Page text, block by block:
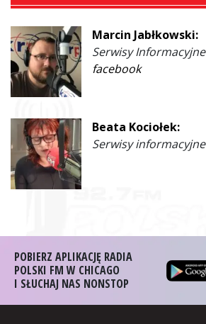
Marcin Jabłkowski:
Serwisy Informacyjne
facebook
Beata Kociołek:
Serwisy informacyjne
POBIERZ APLIKACJĘ RADIA
POLSKI FM W CHICAGO
I SŁUCHAJ NAS NONSTOP